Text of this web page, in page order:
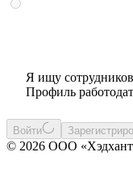
Я ищу сотрудников
Профиль
Войти
© 2026 ООО